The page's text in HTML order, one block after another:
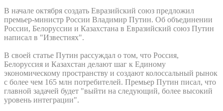
В начале октября создать Евразийский союз предложил
премьер-министр России Владимир Путин. Об объединении
России, Белоруссии и Казахстана в Евразийский союз Путин
написал в "Известиях".
В своей статье Путин рассуждал о том, что Россия,
Белоруссия и Казахстан делают шаг к Единому
экономическому пространству и создают колоссальный рынок
с более чем 165 млн потребителей. Премьер Путин писал, что
главной задачей будет "выйти на следующий, более высокий
уровень интеграции".